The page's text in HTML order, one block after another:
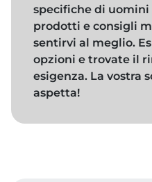
specifiche di
prodotti e consigli
sentirvi al meglio.
opzioni e trovate il
esigenza. La vostra
aspetta!